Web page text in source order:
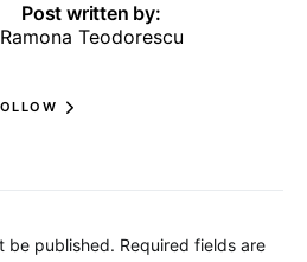
Post written by:
Ramona Teodorescu
be published. Required fields are